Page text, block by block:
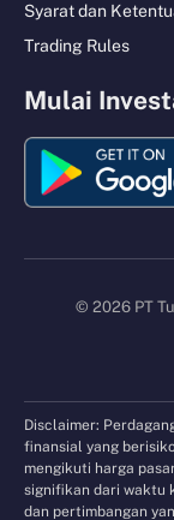
Syarat dan
Trading Rules
Mulai
© 2026 PT
Disclaimer:
finansial yang
mengikuti harga
signifikan dari waktu
dan pertimbangan